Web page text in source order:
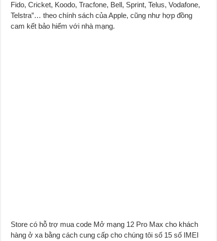
Fido, Cricket, Koodo, Tracfone, Bell, Sprint, Telus, Vodafone,
Telstra”… theo chính sách của Apple, cũng như hợp đồng
cam kết bảo hiểm với nhà mạng.
Store có hỗ trợ mua code Mở mạng 12 Pro Max cho khách
hàng ở xa bằng cách cung cấp cho chúng tôi số 15 số IMEI